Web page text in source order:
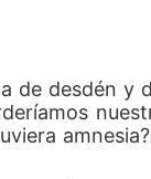
de desdén